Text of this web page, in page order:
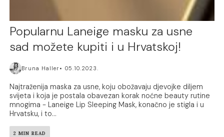
Popularnu Laneige masku za usne
sad možete kupiti i u Hrvatskoj!
Bruna Haller 05.10.2023.
Najtraženija maska za usne, koju obožavaju djevojke diljem
svijeta i koja je postala obavezan korak noćne beauty rutine
mnogima - Laneige Lip Sleeping Mask, konačno je stigla i u
Hrvatsku, i to...
2 MIN READ